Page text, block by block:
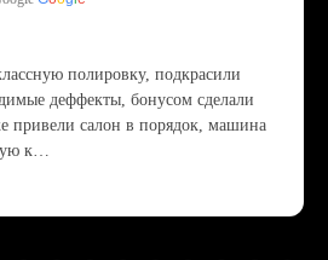
полировку, подкрасили
деффекты, бонусом сделали
привели салон в порядок, машина
к…